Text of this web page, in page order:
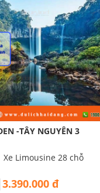
-TÂY NGUYÊN 3
Limousine 28 chỗ
3.390.000 đ